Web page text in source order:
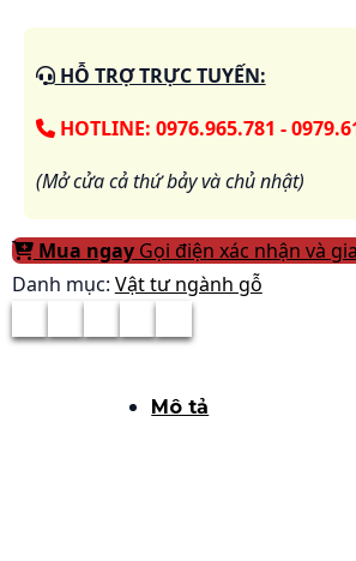
HỖ TRỢ TRỰC TUYẾN:
HOTLINE: 0976.965.781 -
(Mở cửa cả thứ bảy và chủ nhật)
Mua ngay Gọi điện xác nhận và
Danh mục: Vật tư ngành gỗ
Mô tả